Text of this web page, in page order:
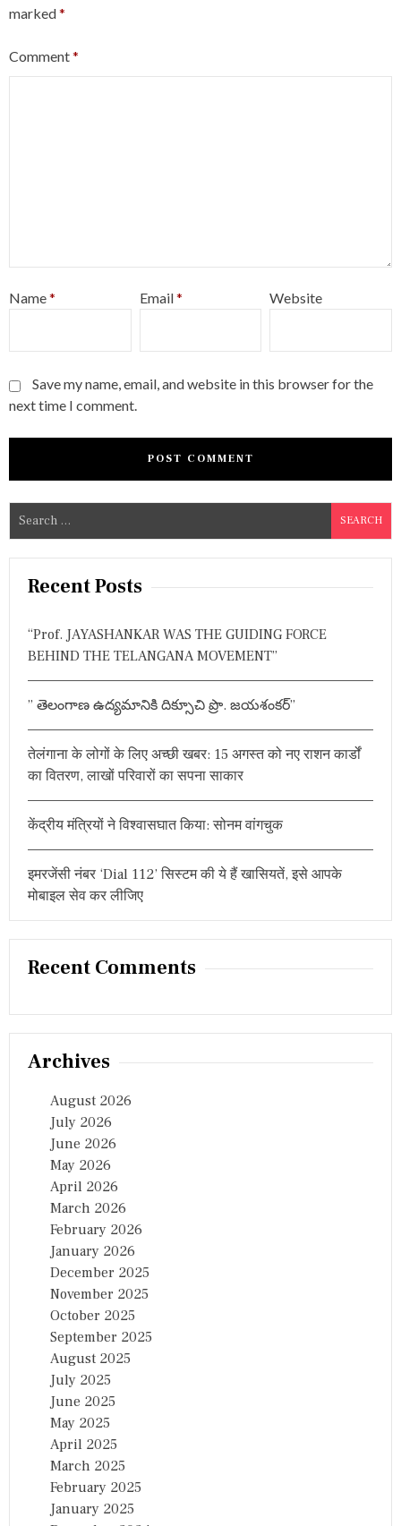
marked*
Comment*
Name* Email* Website
Save my name, email, and website in this browser for the
next time I comment.
e
a
Recent Posts
“Prof. JAYASHANKAR WAS THE GUIDING FORCE
BEHIND THE TELANGANA MOVEMENT”
” తెలంగాణ ఉద్యమానికి దిక్సూచి ప్రొ. జయశంకర్”
तेलंगाना के लोगों के लिए अच्छी खबर: 15 अगस्त को नए राशन कार्डों
का वितरण, लाखों परिवारों का सपना साकार
केंद्रीय मंत्रियों ने विश्वासघात किया: सोनम वांगचुक
इमरजेंसी नंबर ‘Dial 112’ सिस्टम की ये हैं खासियतें, इसे आपके
मोबाइल सेव कर लीजिए
Recent Comments
Archives
August 2026
July 2026
June 2026
May 2026
April 2026
March 2026
February 2026
January 2026
December 2025
November 2025
October 2025
September 2025
August 2025
July 2025
June 2025
May 2025
April 2025
March 2025
February 2025
January 2025